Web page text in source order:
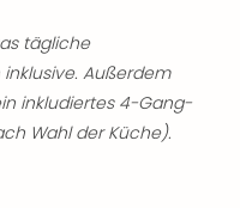
tägliche
Außerdem
inkludiertes 4-Gang-
Wahl der Küche).